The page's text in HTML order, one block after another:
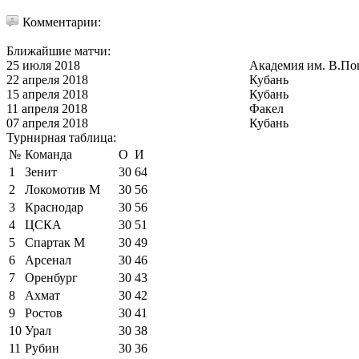
Комментарии:
Ближайшие матчи:
25 июля 2018
Академия им.
22 апреля 2018
Кубань
15 апреля 2018
Кубань
11 апреля 2018
Факел
07 апреля 2018
Кубань
Турнирная таблица:
№ Команда О И
1
Зенит 30 64
2
Локомотив М 30 56
3
Краснодар 30 56
4
ЦСКА 30 51
5
Спартак М 30 49
6
Арсенал 30 46
7
Оренбург 30 43
8
Ахмат 30 42
9
Ростов 30 41
10 Урал 30 38
11 Рубин 30 36